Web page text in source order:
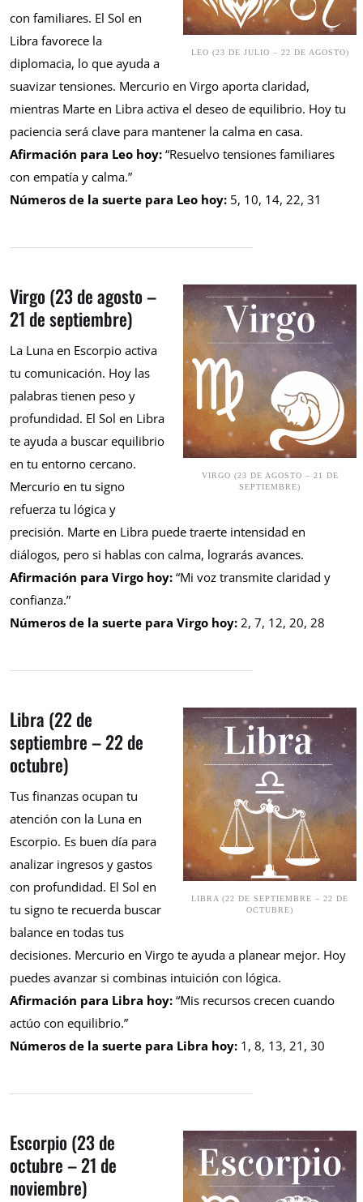
LEO (23 DE JULIO – 22 DE AGOSTO)
con familiares. El Sol en
Libra favorece la
diplomacia, lo que ayuda a
suavizar tensiones. Mercurio en Virgo aporta claridad,
mientras Marte en Libra activa el deseo de equilibrio. Hoy tu
paciencia será clave para mantener la calma en casa.
Afirmación para Leo hoy: “Resuelvo tensiones familiares
con empatía y calma.”
Números de la suerte para Leo hoy: 5, 10, 14, 22, 31
VIRGO (23 DE AGOSTO – 21 DE
SEPTIEMBRE)
Virgo (23 de agosto –
21 de septiembre)
La Luna en Escorpio activa
tu comunicación. Hoy las
palabras tienen peso y
profundidad. El Sol en Libra
te ayuda a buscar equilibrio
en tu entorno cercano.
Mercurio en tu signo
refuerza tu lógica y
precisión. Marte en Libra puede traerte intensidad en
diálogos, pero si hablas con calma, lograrás avances.
Afirmación para Virgo hoy: “Mi voz transmite claridad y
confianza.”
Números de la suerte para Virgo hoy: 2, 7, 12, 20, 28
LIBRA (22 DE SEPTIEMBRE – 22 DE
OCTUBRE)
Libra (22 de
septiembre – 22 de
octubre)
Tus finanzas ocupan tu
atención con la Luna en
Escorpio. Es buen día para
analizar ingresos y gastos
con profundidad. El Sol en
tu signo te recuerda buscar
balance en todas tus
decisiones. Mercurio en Virgo te ayuda a planear mejor. Hoy
puedes avanzar si combinas intuición con lógica.
Afirmación para Libra hoy: “Mis recursos crecen cuando
actúo con equilibrio.”
Números de la suerte para Libra hoy: 1, 8, 13, 21, 30
Escorpio (23 de
octubre – 21 de
noviembre)